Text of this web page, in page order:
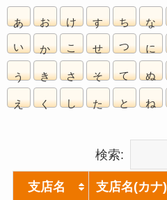
あ
い
う
え
お
か
き
く
け
こ
さ
し
す
せ
そ
た
ち
つ
て
と
な
に
ぬ
ね
検索:
支店名 支店名(カナ)